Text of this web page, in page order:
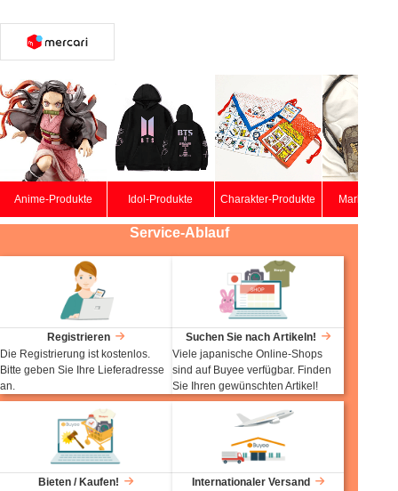
Anime-Produkte Idol-Produkte Charakter-Produkte
Service-Ablauf
Registrieren
Die Registrierung ist kostenlos.
Bitte geben Sie Ihre Lieferadresse
an.
Suchen Sie nach Artikeln!
Viele japanische Online-Shops
sind auf Buyee verfügbar. Finden
Sie Ihren gewünschten Artikel!
Bieten / Kaufen!
Internationaler Versand